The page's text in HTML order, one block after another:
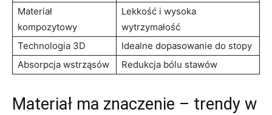
Materiał
kompozytowy
Lekkość i wysoka
wytrzymałość
Technologia 3D
Idealne dopasowanie do stopy
Absorpcja wstrząsów
Redukcja bólu stawów
Materiał ma znaczenie – trendy w